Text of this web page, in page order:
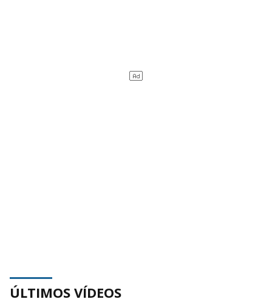
ÚLTIMOS VÍDEOS